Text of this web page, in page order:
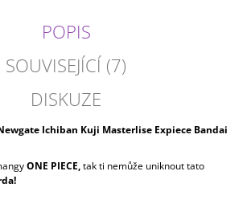
POPIS
SOUVISEJÍCÍ (7)
DISKUZE
Ichiban Kuji Masterlise Expiece Bandai
ONE PIECE,tak ti nemůže uniknout tato
!